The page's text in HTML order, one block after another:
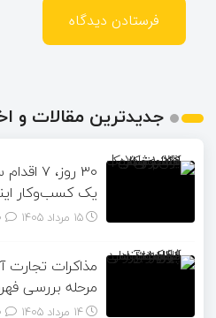
جدیدترین مقالات و
۳۰
یک کسب‌وکار
15 مرداد 1405
مذاکرات تجارت
مرحله بررسی
14 مرداد 1405